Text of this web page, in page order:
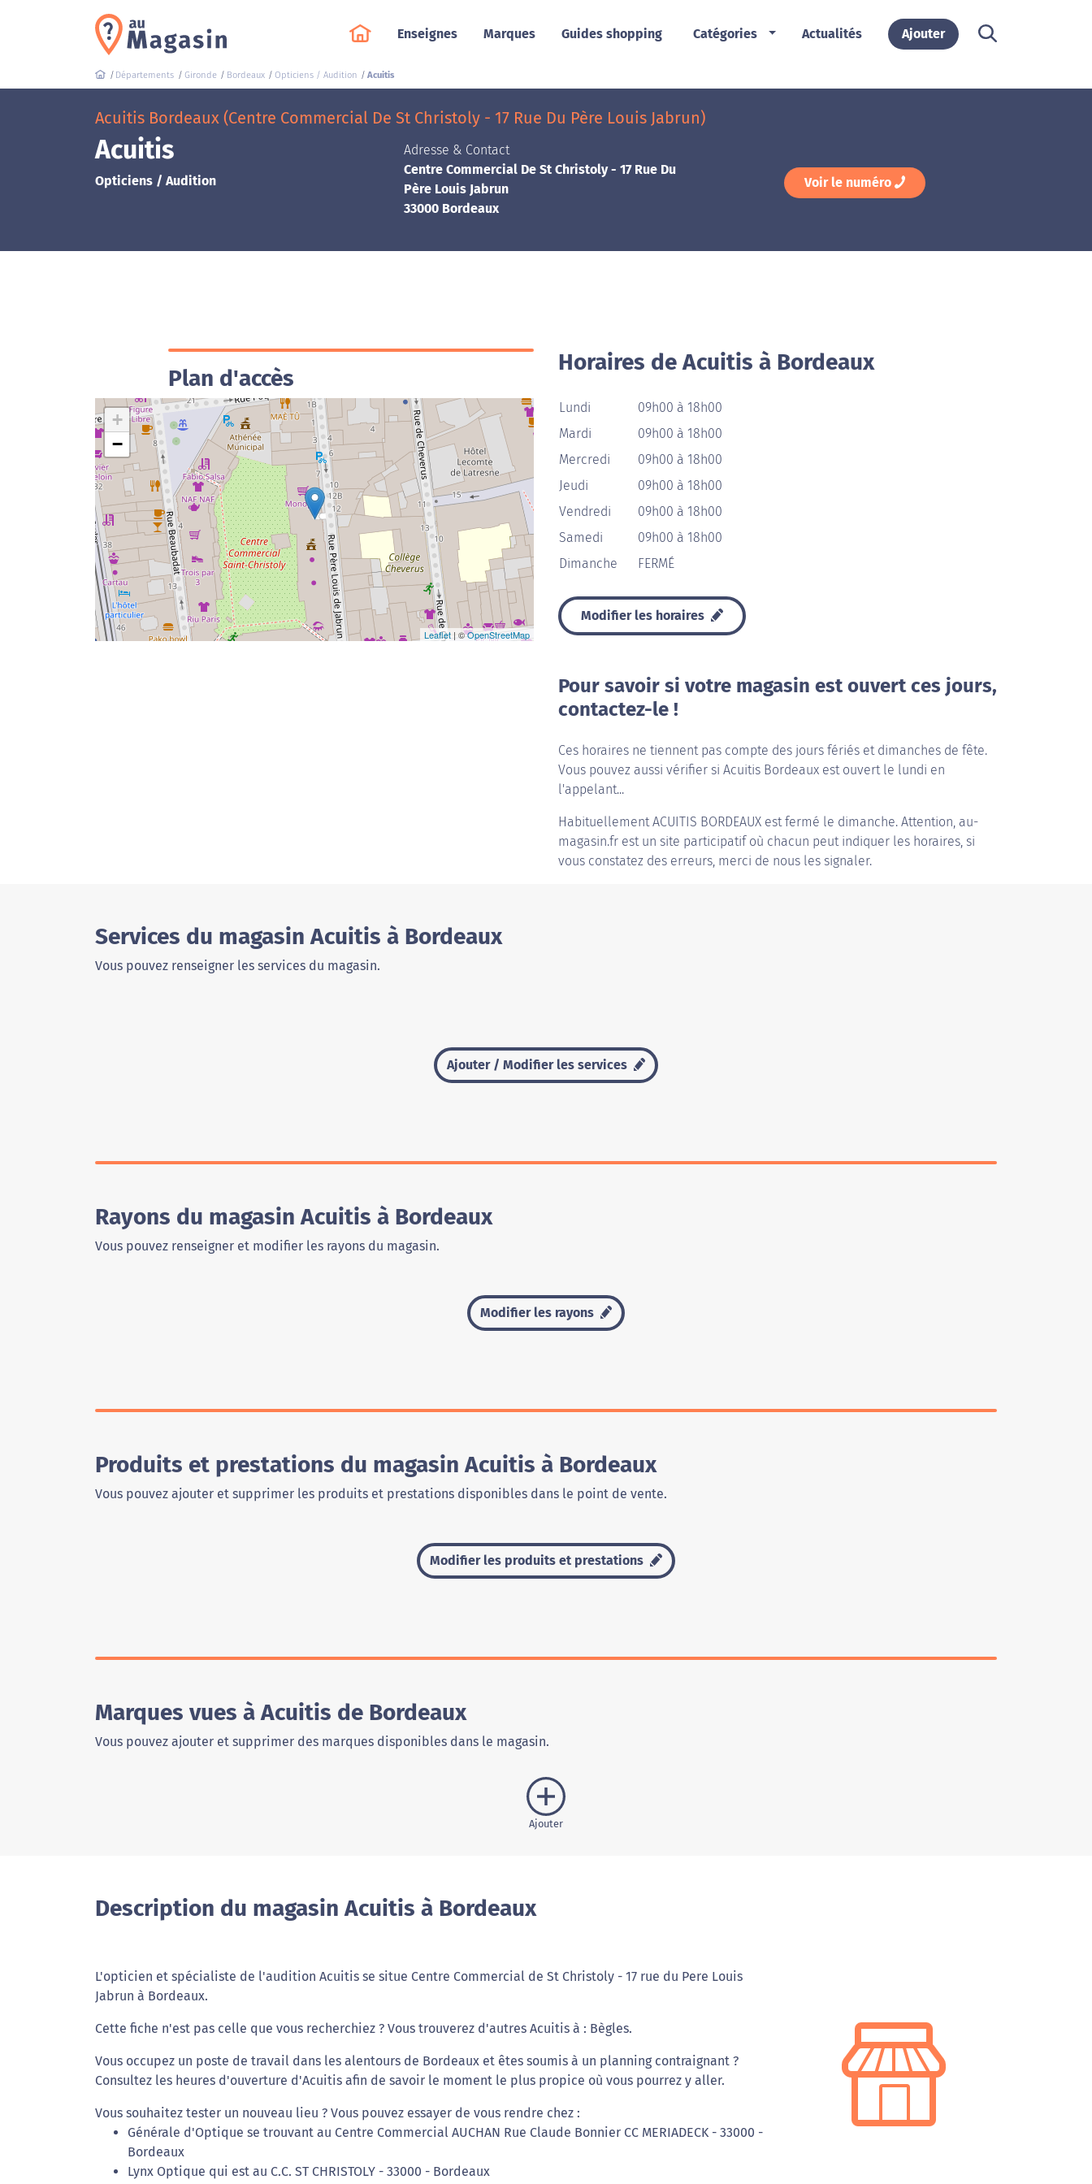
Enseignes Marques Guides shopping Catégories Actualités Ajouter
Départements Gironde Bordeaux Opticiens / Audition Acuitis
Acuitis Bordeaux (Centre Commercial De St Christoly - 17 Rue Du Père Louis Jabrun)
Acuitis
Opticiens / Audition
Adresse & Contact
Centre Commercial De St Christoly - 17 Rue Du
Père Louis Jabrun
33000 Bordeaux
Voir le numéro
Plan d'accès
+
−
Leaflet | ©OpenStreetMap
Horaires de Acuitis à Bordeaux
Lundi
09h00 à 18h00
Mardi
09h00 à 18h00
Mercredi
09h00 à 18h00
Jeudi
09h00 à 18h00
Vendredi
09h00 à 18h00
Samedi
09h00 à 18h00
Dimanche
FERMÉ
Modifier les horaires
Pour savoir si votre magasin est ouvert ces jours,
contactez-le !
Ces horaires ne tiennent pas compte des jours fériés et dimanches de fête.
Vous pouvez aussi vérifier si Acuitis Bordeaux est ouvert le lundi en
l'appelant...
HabituellementACUITIS BORDEAUX est fermé le dimanche. Attention, au-
magasin.fr est un site participatif où chacun peut indiquer les horaires, si
vous constatez des erreurs, merci de nous les signaler.
Services du magasin Acuitis à Bordeaux
Vous pouvez renseigner les services du magasin.
Ajouter / Modifier les services
Rayons du magasin Acuitis à Bordeaux
Vous pouvez renseigner et modifier les rayons du magasin.
Modifier les rayons
Produits et prestations du magasin Acuitis à Bordeaux
Vous pouvez ajouter et supprimer les produits et prestations disponibles dans le point de vente.
Modifier les produits et prestations
Marques vues à Acuitis de Bordeaux
Vous pouvez ajouter et supprimer des marques disponibles dans le magasin.
Ajouter
Description du magasin Acuitis à Bordeaux
L'opticien et spécialiste de l'audition Acuitis se situe Centre Commercial de St Christoly - 17 rue du Pere Louis
Jabrun à Bordeaux.
Cette fiche n'est pas celle que vous recherchiez ? Vous trouverez d'autres Acuitis à : Bègles.
Vous occupez un poste de travail dans les alentours de Bordeaux et êtes soumis à un planning contraignant ?
Consultez les heures d'ouverture d'Acuitis afin de savoir le moment le plus propice où vous pourrez y aller.
Vous souhaitez tester un nouveau lieu ? Vous pouvez essayer de vous rendre chez :
Générale d'Optique se trouvant au Centre Commercial AUCHAN Rue Claude Bonnier CC MERIADECK - 33000 -
Bordeaux
Lynx Optique qui est au C.C. ST CHRISTOLY - 33000 - Bordeaux